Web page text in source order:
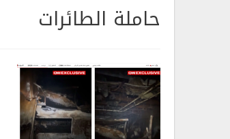
حاملة الطائرات